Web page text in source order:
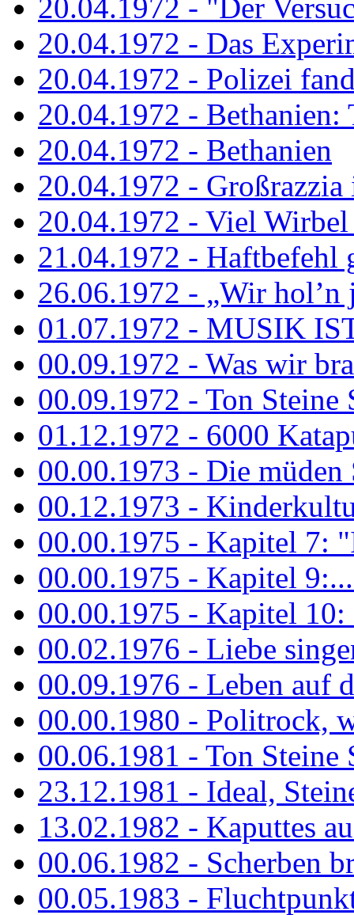
20.04.1972 - "Der
20.04.1972 - Das
20.04.1972 - Polizei
20.04.1972 - Bethanien:
20.04.1972 - Bethanien
20.04.1972 - Großrazzia
20.04.1972 - Viel
21.04.1972 - Haftbefehl
26.06.1972 - „Wir hol’n
01.07.1972 - MUSIK
00.09.1972 - Was wir
00.09.1972 - Ton Steine
01.12.1972 - 6000
00.00.1973 - Die müden
00.12.1973 -
00.00.1975 - Kapitel 7:
00.00.1975 - Kapitel
00.00.1975 - Kapitel
00.02.1976 - Liebe
00.09.1976 - Leben auf
00.00.1980 - Politrock,
00.06.1981 - Ton Steine
23.12.1981 - Ideal,
13.02.1982 - Kaputtes
00.06.1982 - Scherben
00.05.1983 -